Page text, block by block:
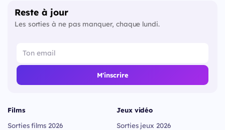
Reste à jour
Les sorties à ne pas manquer, chaque lundi.
M'inscrire
Films
Sorties films 2026
Jeux vidéo
Sorties jeux 2026